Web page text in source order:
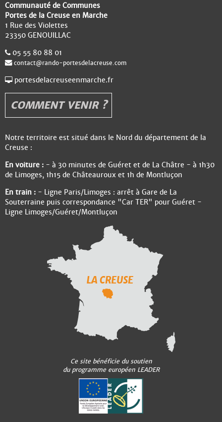
Communauté de Communes
Portes de la Creuse en Marche
1 Rue des Violettes
23350 GENOUILLAC
05 55 80 88 01
contact@rando-portesdelacreuse.com
portesdelacreuseenmarche.fr
COMMENT VENIR ?
Notre territoire est situé dans le Nord du département de la
Creuse :
En voiture :- à 30 minutes de Guéret et de La Châtre - à 1h30
de Limoges, 1h15 de Châteauroux et 1h de Montluçon
En train :- Ligne Paris/Limoges : arrêt à Gare de La
Souterraine puis correspondance "Car TER" pour Guéret -
Ligne Limoges/Guéret/Montluçon
Ce site bénéficie du soutien
du programme européen LEADER